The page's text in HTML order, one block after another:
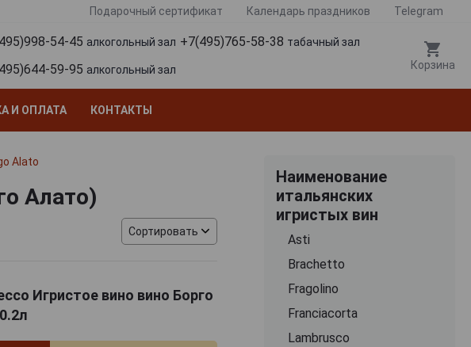
Подарочный сертификат Календарь праздников Telegram
54-45 алкогольный зал +7(495)765-58-38 табачный зал
59-95 алкогольный зал Корзина
И ОПЛАТА КОНТАКТЫ
Alato
Алато)
Сортировать
Игристое вино вино Борго
Наименование
итальянских
игристых вин
Asti
Brachetto
Fragolino
Franciacorta
Lambrusco